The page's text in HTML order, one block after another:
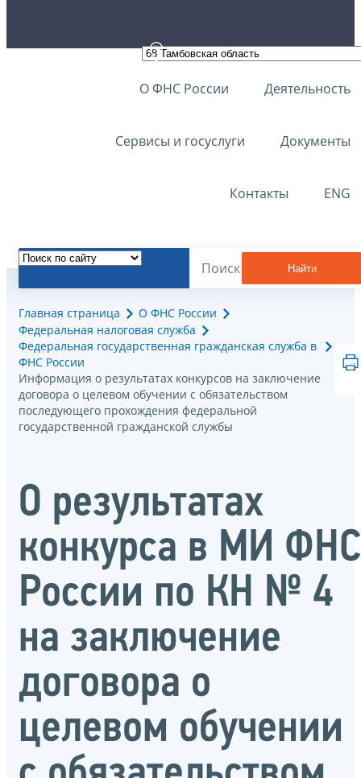
О ФНС России Деятельность
Сервисы и госуслуги Документы
Контакты ENG
Найти
Главная страница
О ФНС России
Федеральная налоговая служба
Федеральная государственная гражданская служба в
ФНС России
Информация о результатах конкурсов на заключение
договора о целевом обучении с обязательством
последующего прохождения федеральной
государственной гражданской службы
О результатах
конкурса в МИ ФНС
России по КН № 4
на заключение
договора о
целевом обучении